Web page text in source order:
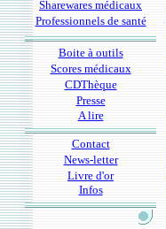
Sharewares médicaux
Professionnels de santé
Boite à outils
Scores médicaux
CDThèque
Presse
A lire
Contact
News-letter
Livre d'or
Infos